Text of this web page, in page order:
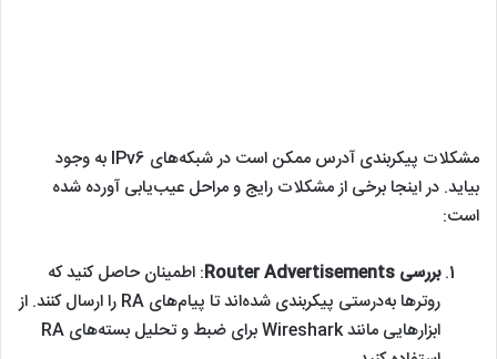
روترها به‌درستی پیکربندی شده‌اند تا پیام‌های RA را ارسال کنند. از
ابزارهایی مانند Wireshark برای ضبط و تحلیل بسته‌های RA
بررسی تولید آدرس
: اگر از SLAAC استفاده می‌کنید، اطمینان
حاصل کنید که دستگاه‌ها آدرس‌های IPv6 خود را به‌درستی تولید
می‌کنند. فرآیند تولید IID را بررسی کنید و تأیید کنید که منحصر به
فرد است.